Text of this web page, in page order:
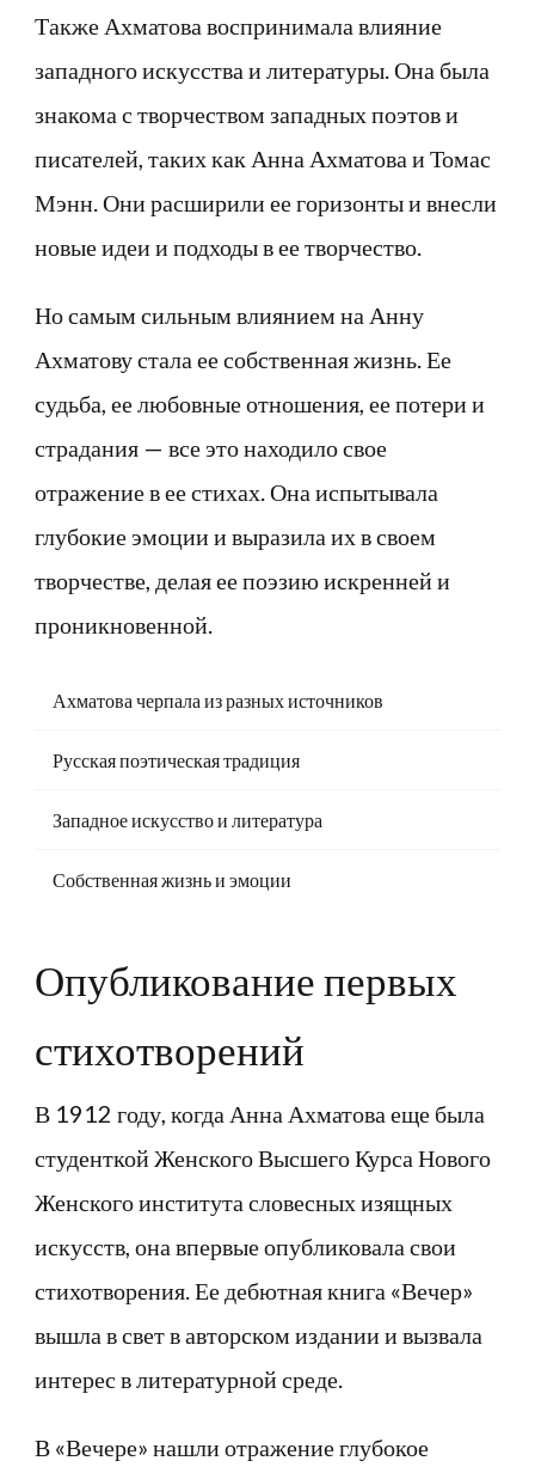
Также Ахматова воспринимала влияние
западного искусства и литературы. Она была
знакома с творчеством западных поэтов и
писателей, таких как Анна Ахматова и Томас
Мэнн. Они расширили ее горизонты и внесли
новые идеи и подходы в ее творчество.
Но самым сильным влиянием на Анну
Ахматову стала ее собственная жизнь. Ее
судьба, ее любовные отношения, ее потери и
страдания — все это находило свое
отражение в ее стихах. Она испытывала
глубокие эмоции и выразила их в своем
творчестве, делая ее поэзию искренней и
проникновенной.
Ахматова черпала из разных источников
Русская поэтическая традиция
Западное искусство и литература
Собственная жизнь и эмоции
Опубликование первых
стихотворений
В 1912 году, когда Анна Ахматова еще была
студенткой Женского Высшего Курса Нового
Женского института словесных изящных
искусств, она впервые опубликовала свои
стихотворения. Ее дебютная книга «Вечер»
вышла в свет в авторском издании и вызвала
интерес в литературной среде.
В «Вечере» нашли отражение глубокое